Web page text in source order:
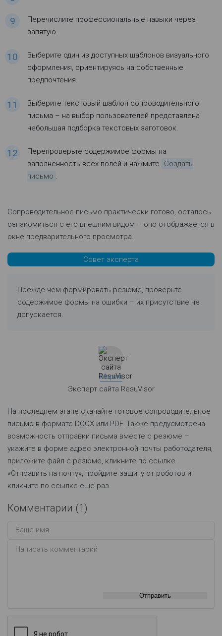
Перечислите профессиональные навыки через
запятую.
Выберите один из доступных шаблонов визуального
оформления, ориентируясь на собственные
предпочтения.
Выберите текстовый шаблон сопроводительного
письма – на выбор пользователей представлена
небольшая подборка текстовых заготовок.
Перепроверьте содержимое формы на
заполненность всех полей и нажмите
Создать
письмо .
Сопроводительное письмо практически готово, осталось
ознакомиться с его внешним видом – оно отображается в
окне предварительного просмотра.
Совет эксперта
Прежде чем формировать резюме, проверьте
содержимое формы на ошибки – их присутствие не
допускается.
Мария
Эксперт сайта ResuVisor
На последнем этапе скачайте готовое сопроводительное
письмо в формате DOCX или PDF. Также предусмотрена
возможность отправки письма вместе с резюме –
укажите в форме адрес электронной почты работодателя,
приложите файл с резюме, кликните по ссылке
«Отправить на почту», пройдите защиту от роботов и
кликните по ссылке ещё раз.
Комментарии (1)
Отправить